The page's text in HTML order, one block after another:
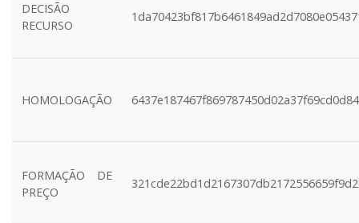
DECISÃO
RECURSO
HOMOLOGAÇÃO
FORMAÇÃO DE
PREÇO